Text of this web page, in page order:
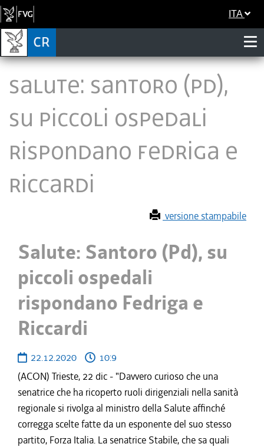
ITA
Salute: Santoro (Pd),
su piccoli ospedali
rispondano Fedriga e
Riccardi
versione stampabile
Salute: Santoro (Pd), su
piccoli ospedali
rispondano Fedriga e
Riccardi
22.12.2020
10:9
(ACON) Trieste, 22 dic - "Davvero curioso che una
senatrice che ha ricoperto ruoli dirigenziali nella sanità
regionale si rivolga al ministro della Salute affinché
corregga scelte fatte da un esponente del suo stesso
partito, Forza Italia. La senatrice Stabile, che sa quali